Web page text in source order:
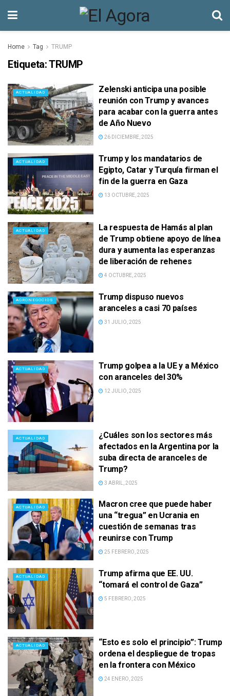
Home Tag TRUMP
Etiqueta:TRUMP
ACTUALIDAD
Zelenski anticipa una posible
reunión con Trump y avances
para acabar con la guerra antes
de Año Nuevo
26 DICIEMBRE, 2025
ACTUALIDAD
Trump y los mandatarios de
Egipto, Catar y Turquía firman el
fin de la guerra en Gaza
13 OCTUBRE, 2025
ACTUALIDAD
La respuesta de Hamás al plan
de Trump obtiene apoyo de línea
dura y aumenta las esperanzas
de liberación de rehenes
4 OCTUBRE, 2025
AGRONEGOCIOS
Trump dispuso nuevos
aranceles a casi 70 países
31 JULIO, 2025
ACTUALIDAD
Trump golpea a la UE y a México
con aranceles del 30%
12 JULIO, 2025
ACTUALIDAD
¿Cuáles son los sectores más
afectados en la Argentina por la
suba directa de aranceles de
Trump?
3 ABRIL, 2025
ACTUALIDAD
Macron cree que puede haber
una “tregua” en Ucrania en
cuestión de semanas tras
reunirse con Trump
25 FEBRERO, 2025
ACTUALIDAD
Trump afirma que EE. UU.
“tomará el control de Gaza”
5 FEBRERO, 2025
ACTUALIDAD
“Esto es solo el principio”: Trump
ordena el despliegue de tropas
en la frontera con México
24 ENERO, 2025